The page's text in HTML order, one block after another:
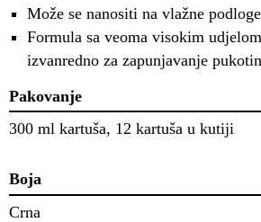
Može se nanositi na vlažne podloge
Formula sa veoma visokim
izvanredno za zapunjavanje
Pakovanje
300 ml kartuša, 12 kartuša u kutiji
Boja
Crna